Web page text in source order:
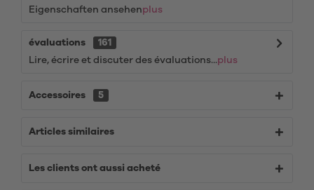
Eigenschaften ansehenplus
évaluations
161
Lire, écrire et discuter des évaluations...plus
Accessoires 5
Articles similaires
Les clients ont aussi acheté